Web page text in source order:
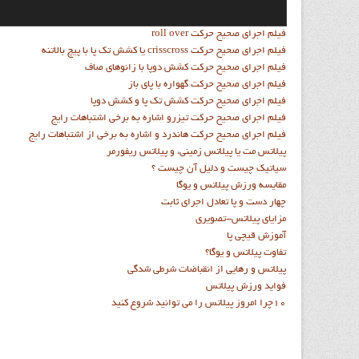
فيلم اجراي صحيح حرکت roll over
فيلم اجراي صحيح حركت crisscross يا كشش تك پا با پيچ بالاتنه
فيلم اجراي صحيح حرکت كشش دوپا با زانوهاي صاف
فيلم اجراي صحيح حرکت گهواره با پاي باز
فيلم اجراي صحيح حرکت کشش تک پا و کشش دوپا
فيلم اجراي صحيح حرکت تيزرو اشاره به برخي اشتباهات رايج
فيلم اجراي صحيح حرکت هاندرد و اشاره به برخي از اشتباهات رايج
پیلاتس مت یا پیلاتس زمینی، و پیلاتس ریفورمر
سیاتیک چیست و دلیل آن چیست ؟
مقايسه ورزش پيلاتس و يوگا
چهار دست و پا تعادل اجراي ثابت
مزاياي پيلاتس-تصويري
آموزش قيچي پا
تفاوت پيلاتس و يوگا؟
پیلاتس و رهایی از انقباضات شرطی شدگی
فواید ورزش پيلاتس
10چرا امروز پيلاتس را مي توانيد شروع کنيد